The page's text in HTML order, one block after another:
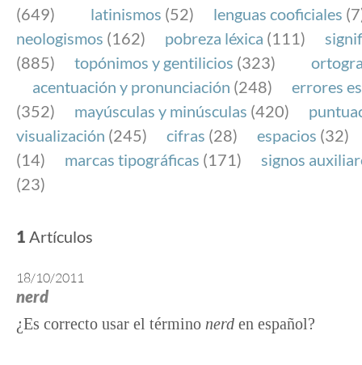
(649)
latinismos (52) lenguas cooficiales
neologismos (162) pobreza léxica (111)
(885)
topónimos y gentilicios (323)
acentuación y pronunciación (248)
errores
(352)
mayúsculas y minúsculas (420)
visualización (245) cifras (28) espacios (32)
(14)
marcas tipográficas (171)
signos
(23)
1 Artículos
18/10/2011
nerd
¿Es correcto usar el término nerd en español?